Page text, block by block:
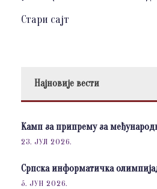
Стари сајт
Најновије вести
Камп за припрему за
23. ЈУЛ 2026.
Српска информатичка
5. ЈУН 2026.